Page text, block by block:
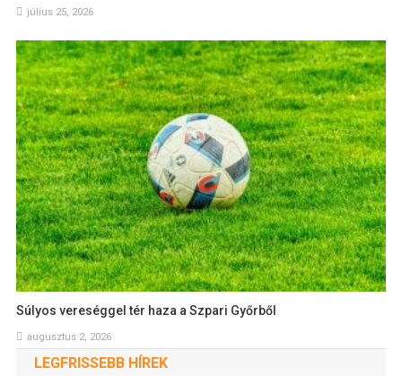
július 25, 2026
Súlyos vereséggel tér haza a Szpari Győrből
augusztus 2, 2026
LEGFRISSEBB HÍREK